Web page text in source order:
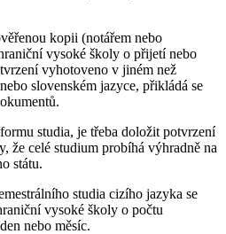
kopii (notářem nebo
vysoké školy o přijetí nebo
vyhotoveno v jiném než
slovenském jazyce, přikládá se
studia, je třeba doložit potvrzení
že celé studium probíhá výhradně na
státu.
studia cizího jazyka se
vysoké školy o počtu
nebo měsíc.